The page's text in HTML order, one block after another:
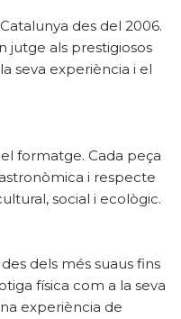
des del 2006.
jutge als prestigiosos
seva experiència i el
formatge. Cada peça
i respecte
social i ecològic.
dels més suaus fins
física com a la seva
experiència de